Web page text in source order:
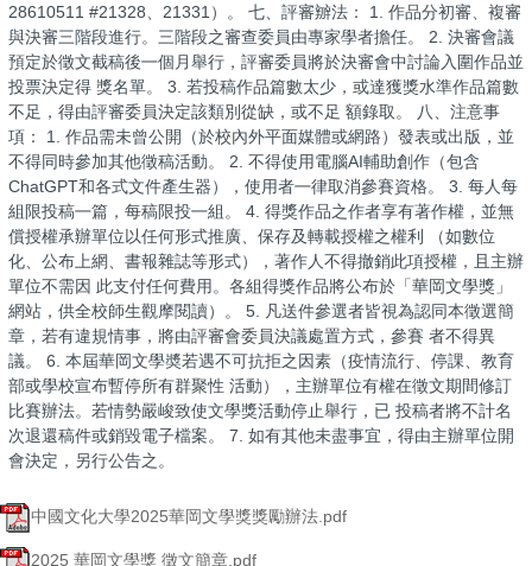
28610511 #21328、21331）。 七、評審辧法： 1. 作品分初審、複審
與決審三階段進行。三階段之審查委員由專家學者擔任。 2. 決審會議
預定於徵文截稿後㇐個月舉行，評審委員將於決審會中討論入圍作品並
投票決定得 獎名單。 3. 若投稿作品篇數太少，或達獲獎水準作品篇數
不足，得由評審委員決定該類別從缺，或不足 額錄取。 八、注意事
項： 1. 作品需未曾公開（於校內外平面媒體或網路）發表或出版，並
不得同時參加其他徵稿活動。 2. 不得使用電腦AI輔助創作（包含
ChatGPT和各式文件產生器），使用者㇐律取消參賽資格。 3. 每人每
組限投稿㇐篇，每稿限投㇐組。 4. 得獎作品之作者享有著作權，並無
償授權承辦單位以任何形式推廣、保存及轉載授權之權利 （如數位
化、公布上網、書報雜誌等形式），著作人不得撤銷此項授權，且主辦
單位不需因 此支付任何費用。各組得獎作品將公布於「華岡文學獎」
網站，供全校師生觀摩閱讀）。 5. 凡送件參選者皆視為認同本徵選簡
章，若有違規情事，將由評審會委員決議處置方式，參賽 者不得異
議。 6. 本屆華岡文學奬若遇不可抗拒之因素（疫情流行、停課、教育
部或學校宣布暫停所有群聚性 活動），主辦單位有權在徵文期間修訂
比賽辦法。若情勢嚴峻致使文學獎活動停止舉行，已 投稿者將不計名
次退還稿件或銷毀電子檔案。 7. 如有其他未盡事宜，得由主辦單位開
會決定，另行公告之。
中國⽂化⼤學2025華岡⽂學獎獎勵辦法.pdf
2025 華岡文學獎 徵文簡章.pdf